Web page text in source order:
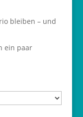
bleiben – und
ein paar